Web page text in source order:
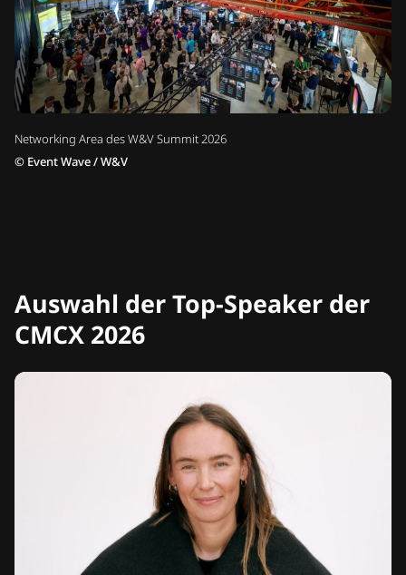
Networking Area des W&V Summit 2026
© Event Wave / W&V
Auswahl der Top-Speaker der
CMCX 2026